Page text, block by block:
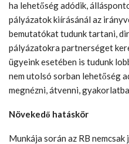
ha lehetőség adódik,
pályázatok kiírásánál az
bemutatókat tudunk tartani,
pályázatokra partnerséget
ügyeink esetében is tudunk
nem utolsó sorban lehetőség
megnézni, átvenni,
Növekedő hatáskör
Munkája során az RB